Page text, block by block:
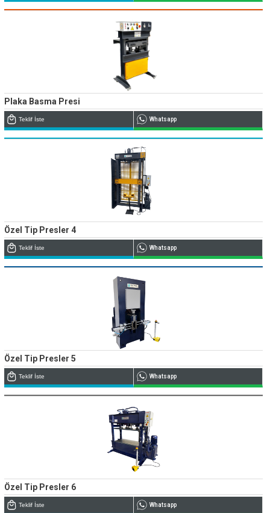
Plaka Basma Presi
Teklif İste Whatsapp
Özel Tip Presler 4
Teklif İste Whatsapp
Özel Tip Presler 5
Teklif İste Whatsapp
Özel Tip Presler 6
Teklif İste Whatsapp